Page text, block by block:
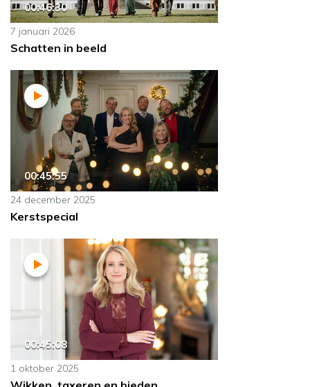
00:46:30
7 januari 2026
Schatten in beeld
00:45:55
24 december 2025
Kerstspecial
00:45:08
1 oktober 2025